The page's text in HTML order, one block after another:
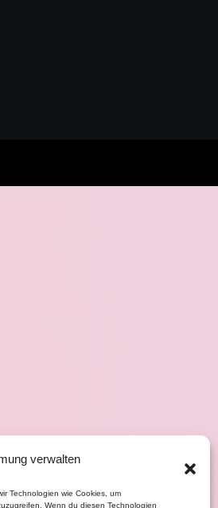
verwalten
Technologien wie Cookies, um
Wenn du diesen Technologien